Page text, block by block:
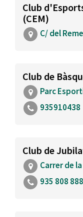
Club
(CEM)
C/ del
Club de
Parc
935910438
Club de
Carrer de
935 808